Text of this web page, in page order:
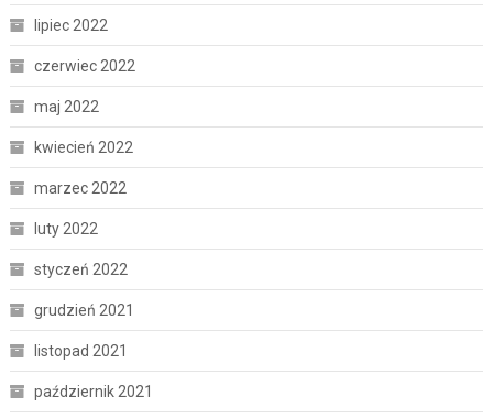
lipiec 2022
czerwiec 2022
maj 2022
kwiecień 2022
marzec 2022
luty 2022
styczeń 2022
grudzień 2021
listopad 2021
październik 2021